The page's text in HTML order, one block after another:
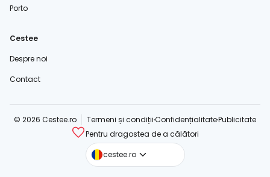
Porto
Cestee
Despre noi
Contact
© 2026 Cestee.ro Termeni și condițiiConfidențialitatePublicitate
Pentru dragostea de a călători
cestee.ro
cestee.com
cestee.sk